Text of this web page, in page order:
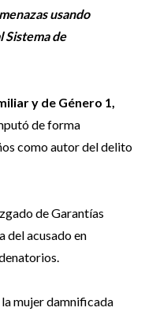
usando
Sistema de
y de Género 1,
de forma
como autor del delito
de Garantías
del acusado en
la mujer damnificada